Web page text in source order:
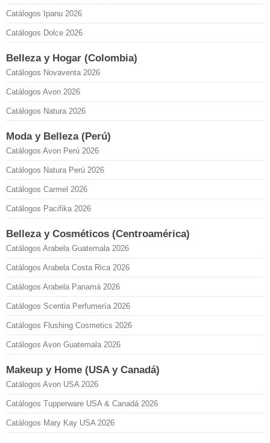
Catálogos Ipanu 2026
Catálogos Dolce 2026
Belleza y Hogar (Colombia)
Catálogos Novaventa 2026
Catálogos Avon 2026
Catálogos Natura 2026
Moda y Belleza (Perú)
Catálogos Avon Perú 2026
Catálogos Natura Perú 2026
Catálogos Carmel 2026
Catálogos Pacifika 2026
Belleza y Cosméticos (Centroamérica)
Catálogos Arabela Guatemala 2026
Catálogos Arabela Costa Rica 2026
Catálogos Arabela Panamá 2026
Catálogos Scentia Perfumería 2026
Catálogos Flushing Cosmetics 2026
Catálogos Avon Guatemala 2026
Makeup y Home (USA y Canadá)
Catálogos Avon USA 2026
Catálogos Tupperware USA & Canadá 2026
Catálogos Mary Kay USA 2026